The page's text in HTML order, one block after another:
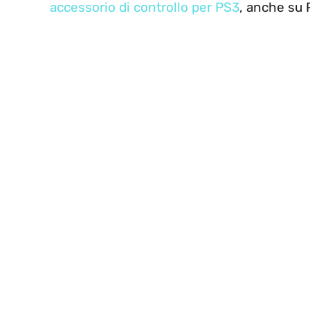
accessorio di controllo per PS3, anche su